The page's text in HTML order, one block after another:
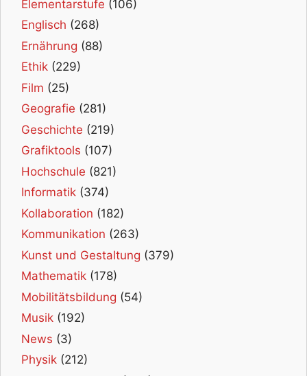
Elementarstufe (106)
Englisch (268)
Ernährung (88)
Ethik (229)
Film (25)
Geografie (281)
Geschichte (219)
Grafiktools (107)
Hochschule (821)
Informatik (374)
Kollaboration (182)
Kommunikation (263)
Kunst und Gestaltung (379)
Mathematik (178)
Mobilitätsbildung (54)
Musik (192)
News (3)
Physik (212)